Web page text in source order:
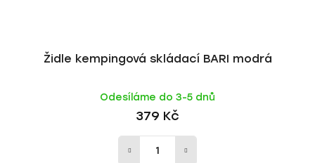
Židle kempingová skládací BARI modrá
Odesíláme do 3-5 dnů
379 Kč